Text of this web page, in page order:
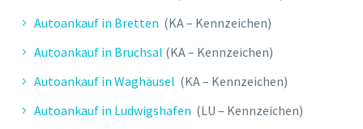
Autoankauf in Bretten (KA – Kennzeichen)
Autoankauf in Bruchsal (KA – Kennzeichen)
Autoankauf in Waghäusel (KA – Kennzeichen)
Autoankauf in Ludwigshafen (LU – Kennzeichen)